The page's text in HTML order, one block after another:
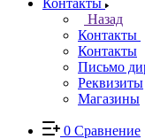
Контакты
Назад
Контакты
Контакты
Письмо
Реквизиты
Магазины
0 Сравнение